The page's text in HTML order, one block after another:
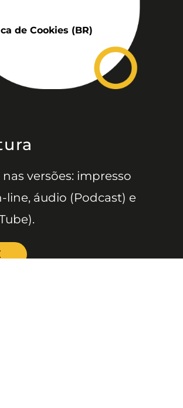
de Cookies (BR)
versões: impresso
line, áudio (Podcast) e